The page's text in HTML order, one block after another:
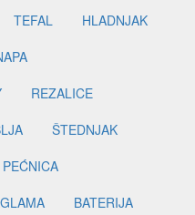
TEFAL
HLADNJAK
REZALICE
ŠTEDNJAK
BATERIJA